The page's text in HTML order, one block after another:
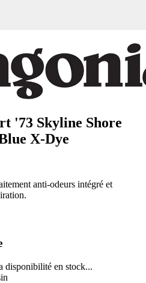
'73 Skyline Shore
X-Dye
anti-odeurs intégré et
disponibilité en stock...